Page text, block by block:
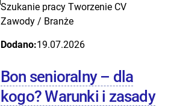
Szukanie pracy Tworzenie CV
Zawody / Branże
Dodano:19.07.2026
Bon senioralny – dla
kogo? Warunki i zasady